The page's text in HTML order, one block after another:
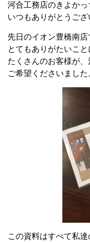
河合工務店のきよかっ
いつもありがとうござ
先日のイオン豊橋南店
とてもありがたいこ
たくさんのお客様が
ご希望くださいました
この資料はすべて私達